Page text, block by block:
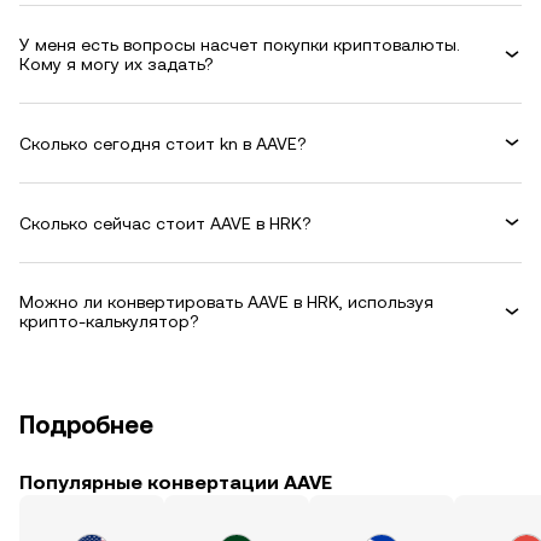
У меня есть вопросы насчет покупки криптовалюты.
Кому я могу их задать?
Сколько сегодня стоит kn в AAVE?
Сколько сейчас стоит AAVE в HRK?
Можно ли конвертировать AAVE в HRK, используя
крипто-калькулятор?
Подробнее
Популярные конвертации AAVE